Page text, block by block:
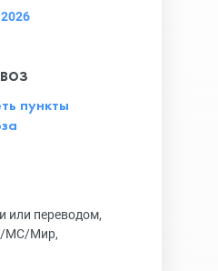
2026
пункты
или переводом,
MC/Мир,